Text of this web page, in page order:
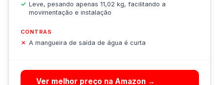
Leve, pesando apenas 11,02 kg, facilitando a
movimentação e instalação
CONTRAS
A mangueira de saída de água é curta
Ver melhor preço na Amazon →